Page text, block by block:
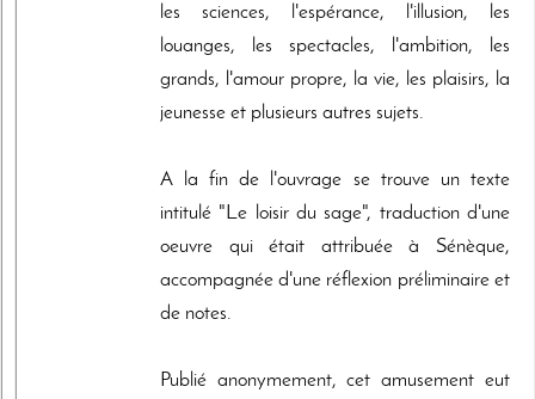
les sciences, l'espérance, l'illusion, les
louanges, les spectacles, l'ambition, les
grands, l'amour propre, la vie, les plaisirs, la
jeunesse et plusieurs autres sujets.
A la fin de l'ouvrage se trouve un texte
intitulé "Le loisir du sage", traduction d'une
oeuvre qui était attribuée à Sénèque,
accompagnée d'une réflexion préliminaire et
de notes.
Publié anonymement, cet amusement eut